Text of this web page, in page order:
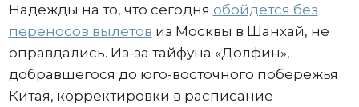
Надежды на то, что сегодня обойдется без
переносов вылетов из Москвы в Шанхай, не
оправдались. Из-за тайфуна «Долфин»,
добравшегося до юго-восточного побережья
Китая, корректировки в расписание